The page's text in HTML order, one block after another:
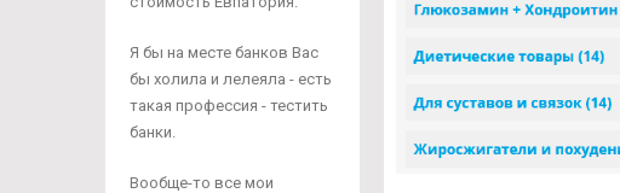
Я бы на месте банков Вас
бы холила и лелеяла - есть
такая профессия - тестить
банки.
Вообще-то все мои